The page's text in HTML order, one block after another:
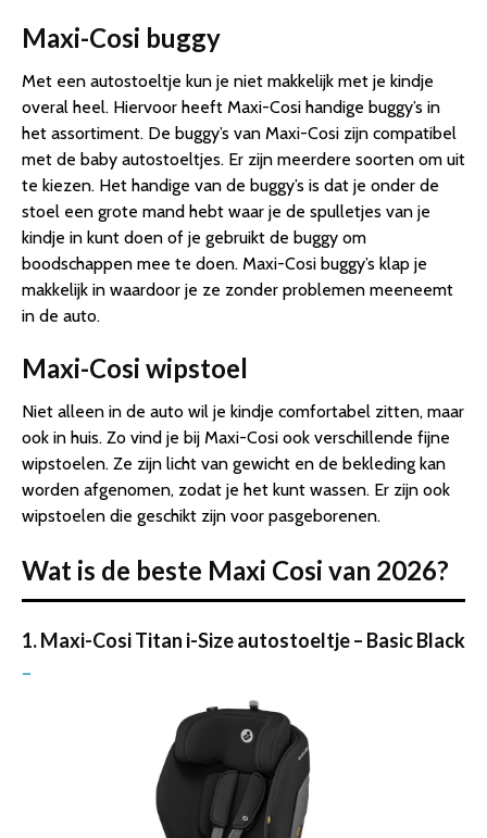
Maxi-Cosi buggy
Met een autostoeltje kun je niet makkelijk met je kindje
overal heel. Hiervoor heeft Maxi-Cosi handige buggy’s in
het assortiment. De buggy’s van Maxi-Cosi zijn compatibel
met de baby autostoeltjes. Er zijn meerdere soorten om uit
te kiezen. Het handige van de buggy’s is dat je onder de
stoel een grote mand hebt waar je de spulletjes van je
kindje in kunt doen of je gebruikt de buggy om
boodschappen mee te doen. Maxi-Cosi buggy’s klap je
makkelijk in waardoor je ze zonder problemen meeneemt
in de auto.
Maxi-Cosi wipstoel
Niet alleen in de auto wil je kindje comfortabel zitten, maar
ook in huis. Zo vind je bij Maxi-Cosi ook verschillende fijne
wipstoelen. Ze zijn licht van gewicht en de bekleding kan
worden afgenomen, zodat je het kunt wassen. Er zijn ook
wipstoelen die geschikt zijn voor pasgeborenen.
Wat is de beste Maxi Cosi van 2026?
1. Maxi-Cosi Titan i-Size autostoeltje – Basic Black
–